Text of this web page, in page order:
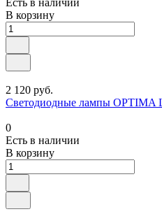
В корзину
2 120 руб.
Светодиодные лампы OPTIMA
0
Есть в наличии
В корзину